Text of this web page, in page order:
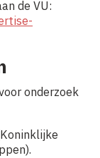
de VU:
onderzoek